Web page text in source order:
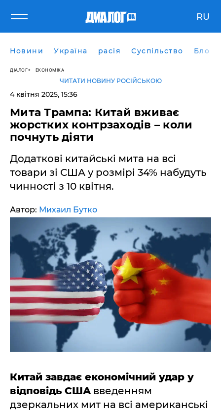
RU
Новини Україна расія Суспільство Блоги
ДІАЛОГ ЕКОНОМІКА
ЧИТАТИ НОВИНУ РОСІЙСЬКОЮ
4 квітня 2025, 15:36
Мита Трампа: Китай вживає
жорстких контрзаходів – коли
почнуть діяти
Додаткові китайські мита на всі
товари зі США у розмірі 34% набудуть
чинності з 10 квітня.
Автор: Михаил Бутко
Китай завдає економічний удар у
відповідь СШАвведенням
дзеркальних мит на всі американські